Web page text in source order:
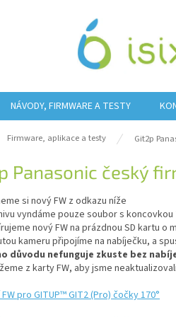
NÁVODY, FIRMWARE A TESTY
Firmware, aplikace a testy Git2p
Panasonic český
si nový FW z odkazu níže
vyndáme pouze soubor s koncovkou
nový FW na prázdnou SD kartu
kameru připojíme na nabíječku, a
důvodu nefunguje zkuste bez
z karty FW, aby jsme
pro GITUP™ GIT2 (Pro) čočky 170°